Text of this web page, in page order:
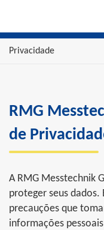
Privacidade
RMG
de
A RMG Messtechnik
proteger seus dados.
precauções que
informações